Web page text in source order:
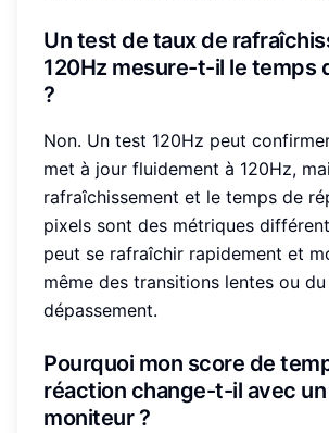
Un test de taux de
120Hz mesure-t-il le temps
?
Non. Un test 120Hz peut
met à jour fluidement à 120Hz,
rafraîchissement et le temps de
pixels sont des métriques
peut se rafraîchir rapidement et
même des transitions lentes ou du
dépassement.
Pourquoi mon score de
réaction change-t-il avec
moniteur ?